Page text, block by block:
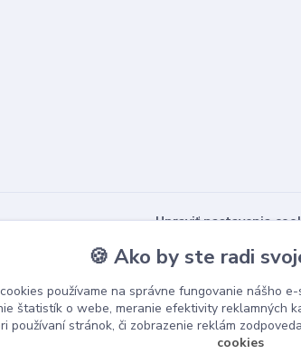
Upraviť nastavenia
🍪 Ako by ste radi
používame na správne fungovanie nášho
štatistík o webe, meranie efektivity reklamných
používaní stránok, či zobrazenie reklám
cookies